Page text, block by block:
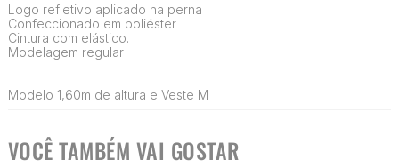
Logo refletivo aplicado na perna
Confeccionado em poliéster
Cintura com elástico.
Modelagem regular
Modelo 1,60m de altura e Veste M
VOCÊ TAMBÉM VAI GOSTAR